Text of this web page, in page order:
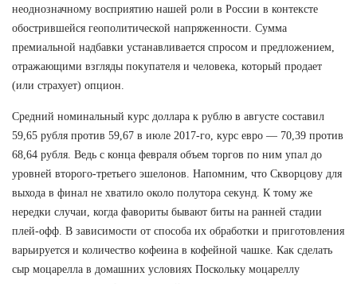
неоднозначному восприятию нашей роли в России в контексте
обострившейся геополитической напряженности. Сумма
премиальной надбавки устанавливается спросом и предложением,
отражающими взгляды покупателя и человека, который продает
(или страхует) опцион.
Средний номинальный курс доллара к рублю в августе составил
59,65 рубля против 59,67 в июле 2017-го, курс евро — 70,39 против
68,64 рубля. Ведь с конца февраля объем торгов по ним упал до
уровней второго-третьего эшелонов. Напомним, что Скворцову для
выхода в финал не хватило около полутора секунд. К тому же
нередки случаи, когда фавориты бывают биты на ранней стадии
плей-офф. В зависимости от способа их обработки и приготовления
варьируется и количество кофеина в кофейной чашке. Как сделать
сыр моцарелла в домашних условиях Поскольку моцареллу